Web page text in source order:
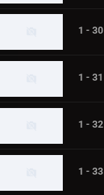
1 - 30
1 - 31
1 - 32
1 - 33